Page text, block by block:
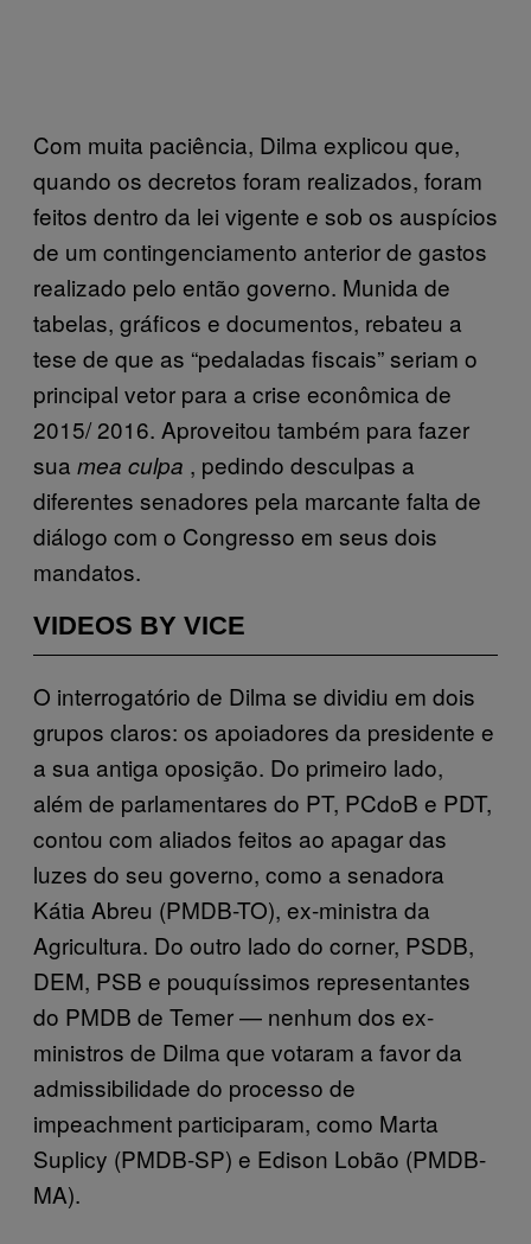
Com muita paciência, Dilma explicou que,
quando os decretos foram realizados, foram
feitos dentro da lei vigente e sob os auspícios
de um contingenciamento anterior de gastos
realizado pelo então governo. Munida de
tabelas, gráficos e documentos, rebateu a
tese de que as “pedaladas fiscais” seriam o
principal vetor para a crise econômica de
2015/ 2016. Aproveitou também para fazer
sua mea culpa , pedindo desculpas a
diferentes senadores pela marcante falta de
diálogo com o Congresso em seus dois
mandatos.
VIDEOS BY VICE
O interrogatório de Dilma se dividiu em dois
grupos claros: os apoiadores da presidente e
a sua antiga oposição. Do primeiro lado,
além de parlamentares do PT, PCdoB e PDT,
contou com aliados feitos ao apagar das
luzes do seu governo, como a senadora
Kátia Abreu (PMDB-TO), ex-ministra da
Agricultura. Do outro lado do corner, PSDB,
DEM, PSB e pouquíssimos representantes
do PMDB de Temer — nenhum dos ex-
ministros de Dilma que votaram a favor da
admissibilidade do processo de
impeachment participaram, como Marta
Suplicy (PMDB-SP) e Edison Lobão (PMDB-
MA).